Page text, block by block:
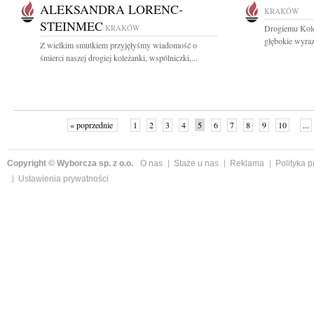
ALEKSANDRA LORENC-
STEINMEC KRAKÓW
Z wielkim smutkiem przyjęłyśmy wiadomość o
śmierci naszej drogiej koleżanki, wspólniczki,...
KRAKÓW
Drogiemu
głębokie
« poprzednie 1 2 3 4 5 6 7 8 9 10 ...
Copyright © Wyborcza sp. z o.o. O nas Staże u nas Reklama
Polityka
Ustawienia prywatności